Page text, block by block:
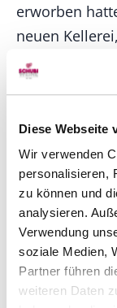
Diese Webseite
Wir verwenden
personalisieren,
zu können und
analysieren.
Verwendung
soziale Medien,
Partner führen
weiteren Daten
erworben
neuen
Eine
fortschrittlich
der
erzielen.
Das Gebäude
errichtet und
das